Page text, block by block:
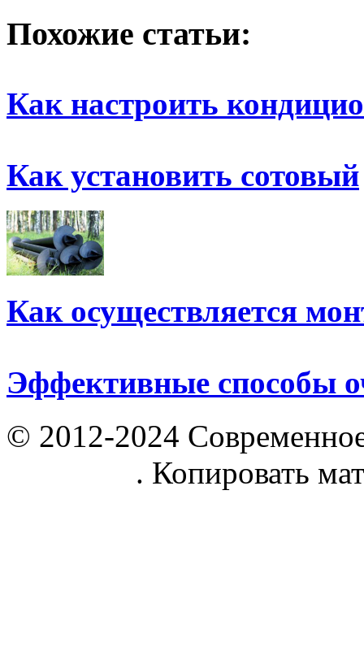
Похожие статьи:
Как настроить
Как установить сотовый
Как осуществляется
Эффективные способы
© 2012-2024
. Копировать